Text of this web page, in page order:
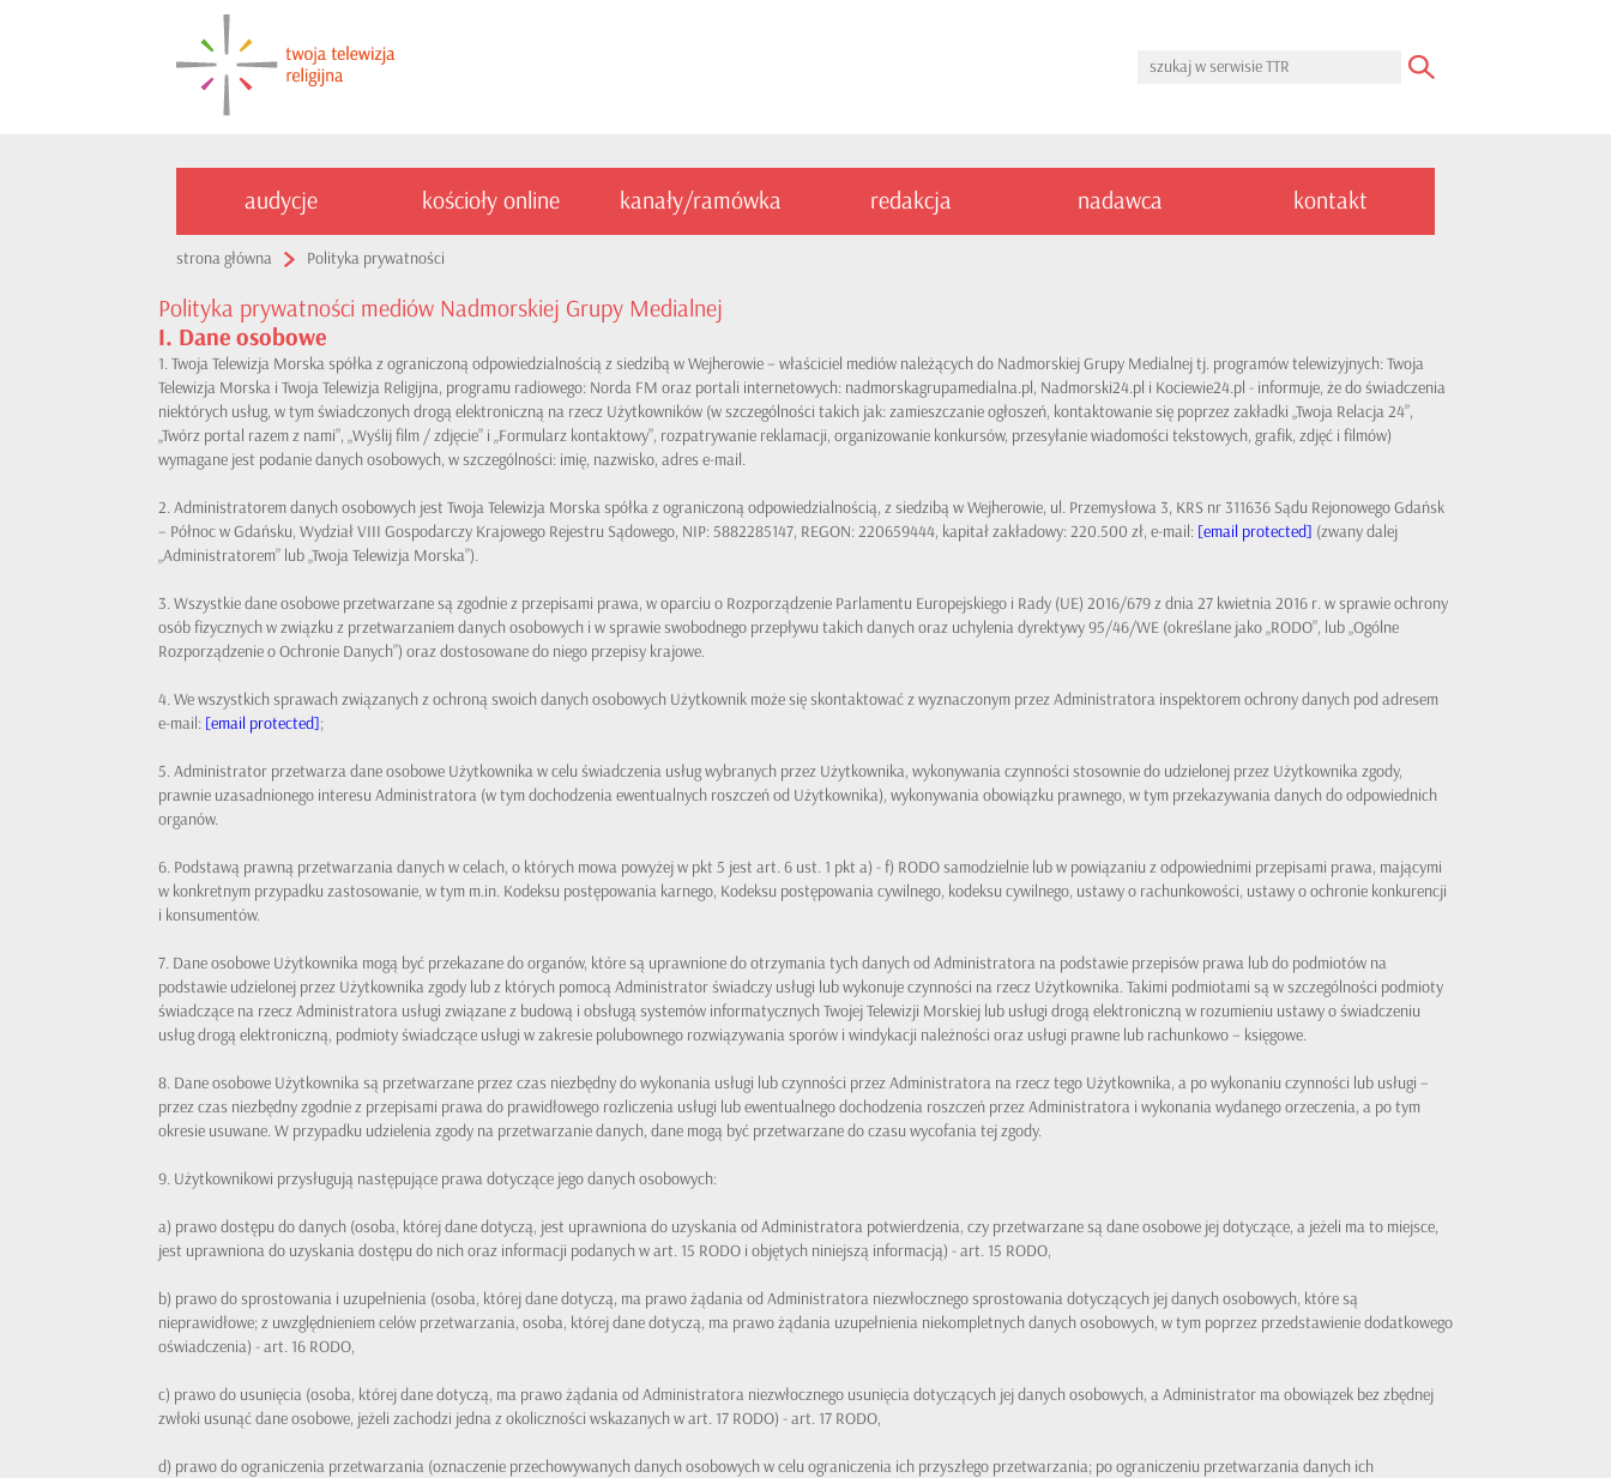
audycje kościoły online kanały/ramówka redakcja nadawca kontakt
strona główna Polityka prywatności
Polityka prywatności mediów Nadmorskiej Grupy Medialnej
I. Dane osobowe
1. Twoja Telewizja Morska spółka z ograniczoną odpowiedzialnością z siedzibą w Wejherowie – właściciel mediów należących do Nadmorskiej Grupy Medialnej tj. programów telewizyjnych: Twoja
Telewizja Morska i Twoja Telewizja Religijna, programu radiowego: Norda FM oraz portali internetowych: nadmorskagrupamedialna.pl, Nadmorski24.pl i Kociewie24.pl - informuje, że do świadczenia
niektórych usług, w tym świadczonych drogą elektroniczną na rzecz Użytkowników (w szczególności takich jak: zamieszczanie ogłoszeń, kontaktowanie się poprzez zakładki „Twoja Relacja 24”,
„Twórz portal razem z nami”, „Wyślij film / zdjęcie” i „Formularz kontaktowy”, rozpatrywanie reklamacji, organizowanie konkursów, przesyłanie wiadomości tekstowych, grafik, zdjęć i filmów)
wymagane jest podanie danych osobowych, w szczególności: imię, nazwisko, adres e-mail.
2. Administratorem danych osobowych jest Twoja Telewizja Morska spółka z ograniczoną odpowiedzialnością, z siedzibą w Wejherowie, ul. Przemysłowa 3, KRS nr 311636 Sądu Rejonowego Gdańsk
– Północ w Gdańsku, Wydział VIII Gospodarczy Krajowego Rejestru Sądowego, NIP: 5882285147, REGON: 220659444, kapitał zakładowy: 220.500 zł, e-mail: [email protected] (zwany dalej
„Administratorem” lub „Twoja Telewizja Morska”).
3. Wszystkie dane osobowe przetwarzane są zgodnie z przepisami prawa, w oparciu o Rozporządzenie Parlamentu Europejskiego i Rady (UE) 2016/679 z dnia 27 kwietnia 2016 r. w sprawie ochrony
osób fizycznych w związku z przetwarzaniem danych osobowych i w sprawie swobodnego przepływu takich danych oraz uchylenia dyrektywy 95/46/WE (określane jako „RODO”, lub „Ogólne
Rozporządzenie o Ochronie Danych”) oraz dostosowane do niego przepisy krajowe.
4. We wszystkich sprawach związanych z ochroną swoich danych osobowych Użytkownik może się skontaktować z wyznaczonym przez Administratora inspektorem ochrony danych pod adresem
e-mail: [email protected];
5. Administrator przetwarza dane osobowe Użytkownika w celu świadczenia usług wybranych przez Użytkownika, wykonywania czynności stosownie do udzielonej przez Użytkownika zgody,
prawnie uzasadnionego interesu Administratora (w tym dochodzenia ewentualnych roszczeń od Użytkownika), wykonywania obowiązku prawnego, w tym przekazywania danych do odpowiednich
organów.
6. Podstawą prawną przetwarzania danych w celach, o których mowa powyżej w pkt 5 jest art. 6 ust. 1 pkt a) - f) RODO samodzielnie lub w powiązaniu z odpowiednimi przepisami prawa, mającymi
w konkretnym przypadku zastosowanie, w tym m.in. Kodeksu postępowania karnego, Kodeksu postępowania cywilnego, kodeksu cywilnego, ustawy o rachunkowości, ustawy o ochronie konkurencji
i konsumentów.
7. Dane osobowe Użytkownika mogą być przekazane do organów, które są uprawnione do otrzymania tych danych od Administratora na podstawie przepisów prawa lub do podmiotów na
podstawie udzielonej przez Użytkownika zgody lub z których pomocą Administrator świadczy usługi lub wykonuje czynności na rzecz Użytkownika. Takimi podmiotami są w szczególności podmioty
świadczące na rzecz Administratora usługi związane z budową i obsługą systemów informatycznych Twojej Telewizji Morskiej lub usługi drogą elektroniczną w rozumieniu ustawy o świadczeniu
usług drogą elektroniczną, podmioty świadczące usługi w zakresie polubownego rozwiązywania sporów i windykacji należności oraz usługi prawne lub rachunkowo – księgowe.
8. Dane osobowe Użytkownika są przetwarzane przez czas niezbędny do wykonania usługi lub czynności przez Administratora na rzecz tego Użytkownika, a po wykonaniu czynności lub usługi –
przez czas niezbędny zgodnie z przepisami prawa do prawidłowego rozliczenia usługi lub ewentualnego dochodzenia roszczeń przez Administratora i wykonania wydanego orzeczenia, a po tym
okresie usuwane. W przypadku udzielenia zgody na przetwarzanie danych, dane mogą być przetwarzane do czasu wycofania tej zgody.
9. Użytkownikowi przysługują następujące prawa dotyczące jego danych osobowych:
a) prawo dostępu do danych (osoba, której dane dotyczą, jest uprawniona do uzyskania od Administratora potwierdzenia, czy przetwarzane są dane osobowe jej dotyczące, a jeżeli ma to miejsce,
jest uprawniona do uzyskania dostępu do nich oraz informacji podanych w art. 15 RODO i objętych niniejszą informacją) - art. 15 RODO,
b) prawo do sprostowania i uzupełnienia (osoba, której dane dotyczą, ma prawo żądania od Administratora niezwłocznego sprostowania dotyczących jej danych osobowych, które są
nieprawidłowe; z uwzględnieniem celów przetwarzania, osoba, której dane dotyczą, ma prawo żądania uzupełnienia niekompletnych danych osobowych, w tym poprzez przedstawienie dodatkowego
oświadczenia) - art. 16 RODO,
c) prawo do usunięcia (osoba, której dane dotyczą, ma prawo żądania od Administratora niezwłocznego usunięcia dotyczących jej danych osobowych, a Administrator ma obowiązek bez zbędnej
zwłoki usunąć dane osobowe, jeżeli zachodzi jedna z okoliczności wskazanych w art. 17 RODO) - art. 17 RODO,
d) prawo do ograniczenia przetwarzania (oznaczenie przechowywanych danych osobowych w celu ograniczenia ich przyszłego przetwarzania; po ograniczeniu przetwarzania danych ich